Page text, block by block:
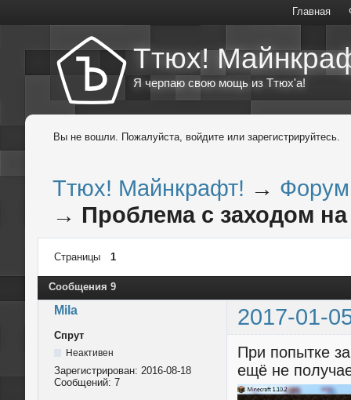
Главная
Ттюх!
Я черпаю свою мощь из Ттюх'а!
Вы не вошли. Пожалуйста, войдите или зарегистрируйтесь.
Ттюх! Майнкрафт! → Форум
→ Проблема с заходом
Страницы 1
Сообщения 9
Mila 2017-01-
Спрут
Неактивен
Зарегистрирован: 2016-08-18
Сообщений: 7
При попытке
ещё не